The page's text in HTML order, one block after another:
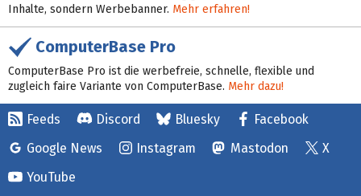
Inhalte, sondern Werbebanner. Mehr erfahren!
ComputerBase Pro
ComputerBase Pro ist die werbefreie, schnelle, flexible und
zugleich faire Variante von ComputerBase. Mehr dazu!
Feeds Discord Bluesky
Facebook
Google News
Instagram Mastodon
X
YouTube